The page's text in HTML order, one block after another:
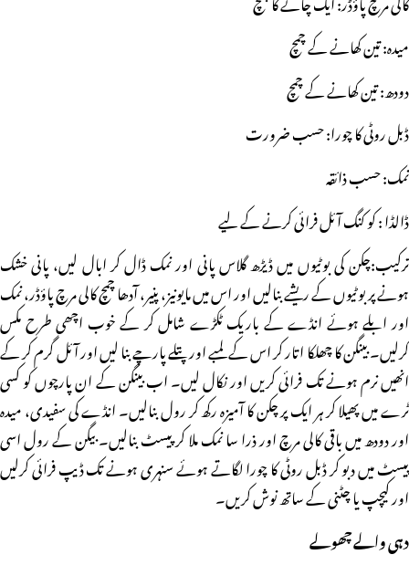
میدہ: تین کھانے کے چمچ
دودھ: تین کھانے کے چمچ
ڈبل روٹی کا چورا: حسب ضرورت
نمک: حسب ذائقہ
ڈالڈا : کو کنگ آئل فرائی کرنے کے لیے
ترکیب:چکن کی بوٹیوں میں ڈیڑھ گلاس پانی اور نمک ڈال کر ابال لیں، پانی خشک
ہونے پر بوٹیوں کے ریشے بنالیں اور اس میں مایونیز، پنیر، آدھا چمچ کالی مرچ پاؤڈر، نمک
اور ابلے ہوئے انڈے کے باریک ٹکڑے شامل کر کے خوب اچھی طرح مکس
کرلیں۔ بینگن کا چھلکا اتار کر اس کے لمبے اور پتلے پارچے بنا لیں اور آئل گرم کر کے
انھیں نرم ہونے تک فرائی کریں اور نکال لیں۔ اب بینگن کے ان پارچوں کو کسی
ٹرے میں پھیلا کر ہر ایک پر چکن کا آمیزہ رکھ کر رول بنالیں۔ انڈے کی سفیدی، میدہ
اور دودھ میں باقی کالی مرچ اور ذرا سا نمک ملا کر پیسٹ بنالیں۔ بیگن کے رول اسی
پیسٹ میں دبو کر ڈبل روٹی کا چورا لگاتے ہوئے سنہری ہونے تک ڈیپ فرائی کرلیں
اور کیچپ یا چٹنی کے ساتھ نوش کریں۔
دہی والے چھولے